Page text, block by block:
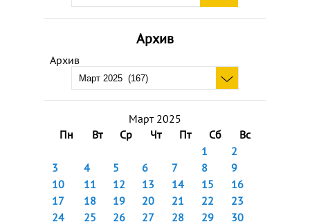
Архив
Архив
Март 2025
Пн
Вт Ср Чт Пт Сб
Вс
1
2
3
4 5 6 7 8
9
10
11 12 13 14 15
16
17
18 19 20 21 22
23
24
25 26 27 28 29
30